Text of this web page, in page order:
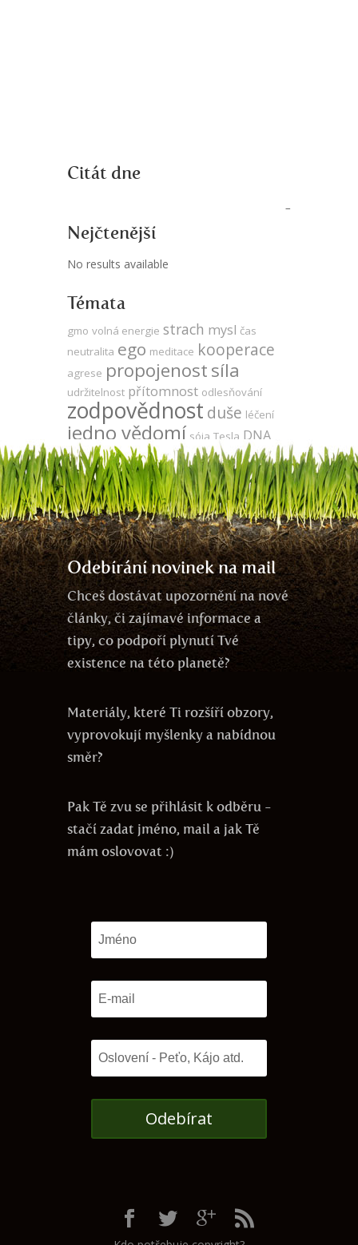
Citát dne
Nejčtenější
No results available
Témata
gmo volná energie strach mysl čas
neutralita ego meditace kooperace
agrese propojenostsíla
udržitelnost přítomnost odlesňování
zodpovědnost duše léčení
jedno vědomí sója Tesla DNA
Keshe energie zdarma za oponou
produktivita vegetariánství zdravívývoj
utrpeníláska veganství Země
evoluce komunikace energie
Odebírání novinek na mail
Chceš dostávat upozornění na nové
články, či zajímavé informace a
tipy, co podpoří plynutí Tvé
existence na této planetě?
Materiály, které Ti rozšíří obzory,
vyprovokují myšlenky a nabídnou
směr?
Pak Tě zvu se přihlásit k odběru -
stačí zadat jméno, mail a jak Tě
mám oslovovat :)
Odebírat